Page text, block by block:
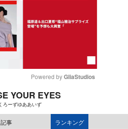
t
e
Powered by GliaStudios
YOUR EYES
ろーずゆああいず
記事 ランキング